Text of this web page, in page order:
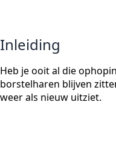
Inleiding
Heb je ooit al die
borstelharen blijven
weer als nieuw uitziet.